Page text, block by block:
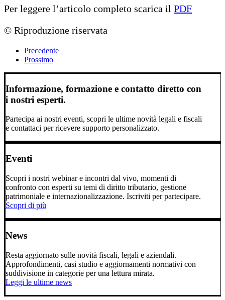
Per leggere l’articolo completo scarica il PDF
© Riproduzione riservata
Precedente
Prossimo
Informazione, formazione e contatto diretto con
i nostri esperti.
Partecipa ai nostri eventi, scopri le ultime novità legali e fiscali
e contattaci per ricevere supporto personalizzato.
Eventi
Scopri i nostri webinar e incontri dal vivo, momenti di
confronto con esperti su temi di diritto tributario, gestione
patrimoniale e internazionalizzazione. Iscriviti per partecipare.
Scopri di più
News
Resta aggiornato sulle novità fiscali, legali e aziendali.
Approfondimenti, casi studio e aggiornamenti normativi con
suddivisione in categorie per una lettura mirata.
Leggi le ultime news